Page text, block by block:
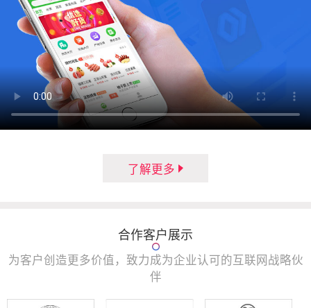
了解更多
合作客户展示
为客户创造更多价值，致力成为企业认可的互联网战略伙
伴